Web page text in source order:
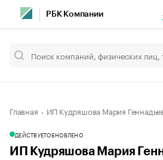
РБК Компании
Главная ИП Кудряшова Мария
ДЕЙСТВУЕТОБНОВЛЕНО
ИП Кудряшова Мария